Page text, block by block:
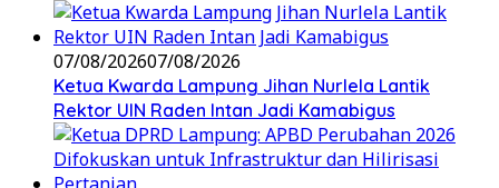
07/08/202607/08/2026
Ketua Kwarda Lampung Jihan Nurlela Lantik
Rektor UIN Raden Intan Jadi Kamabigus